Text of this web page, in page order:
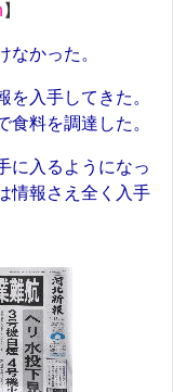
】
かった。
入手してきた。
料を調達した。
に入るようになっ
情報さえ全く入手